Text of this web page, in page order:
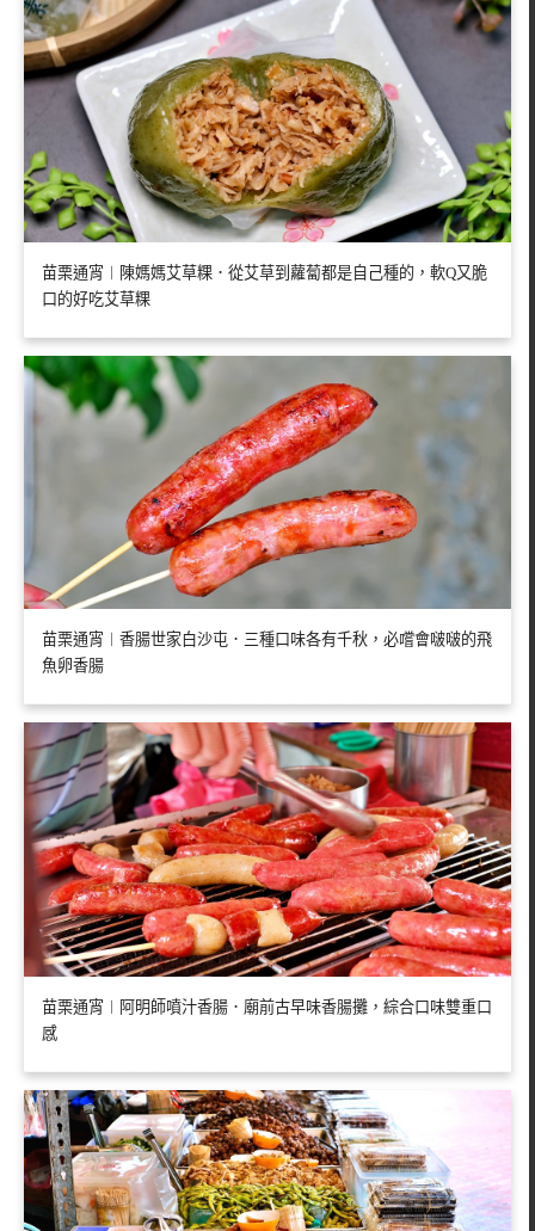
苗栗通宵︱陳媽媽艾草粿．從艾草到蘿蔔都是自己種的，軟Q又脆
口的好吃艾草粿
苗栗通宵︱香腸世家白沙屯．三種口味各有千秋，必嚐會啵啵的飛
魚卵香腸
苗栗通宵︱阿明師噴汁香腸．廟前古早味香腸攤，綜合口味雙重口
感